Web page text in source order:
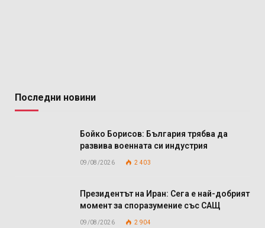
Последни новини
Бойко Борисов: България трябва да
развива военната си индустрия
09/08/2026 2 403
Президентът на Иран: Сега е най-добрият
момент за споразумение със САЩ
09/08/2026 2 904